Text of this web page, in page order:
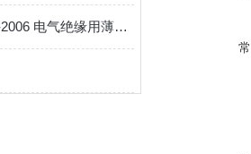
GBT 13542.3-2006 电气绝缘用薄膜 第3部分：电容器用双轴定向聚丙烯薄膜